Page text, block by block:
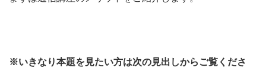
※いきなり本題を見たい方は次の見出しからご覧くださ